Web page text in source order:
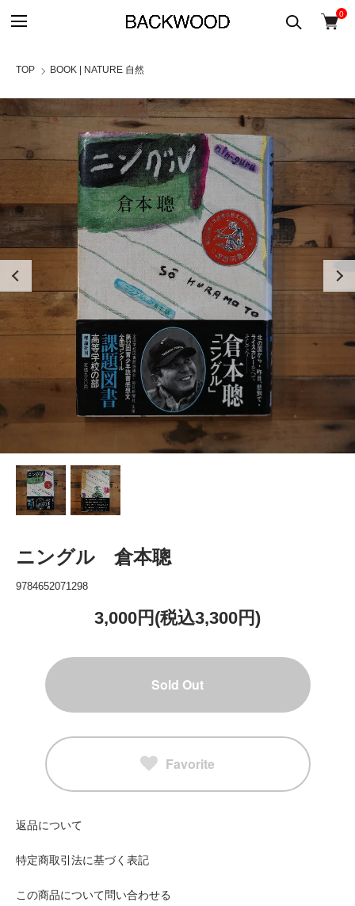
0
TOP BOOK | NATURE 自然
ニングル 倉本聰
9784652071298
3,000円(税込3,300円)
Sold Out
Favorite
返品について
特定商取引法に基づく表記
この商品について問い合わせる